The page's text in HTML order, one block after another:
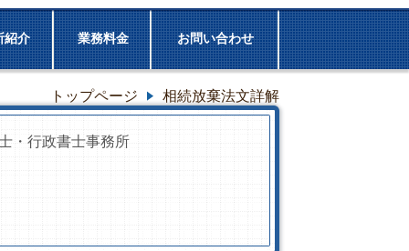
紹介 業務料金 お問い合わせ
トップページ 相続放棄法文詳解
・行政書士事務所